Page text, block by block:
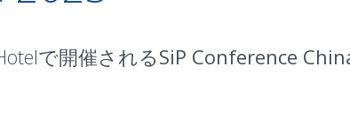
で開催されるSiP Conference